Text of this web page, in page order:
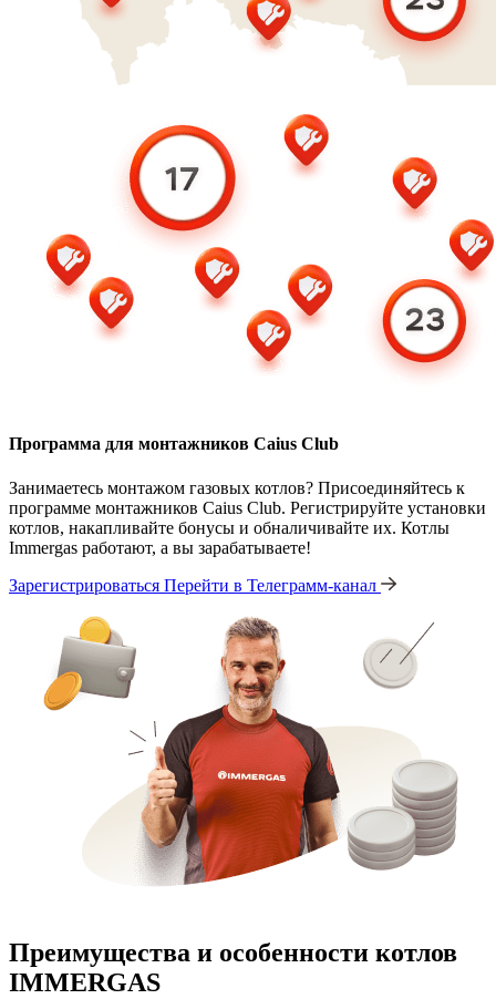
Программа для монтажников Caius Club
Занимаетесь монтажом газовых котлов? Присоединяйтесь к
программе монтажников Caius Club. Регистрируйте установки
котлов, накапливайте бонусы и обналичивайте их. Котлы
Immergas работают, а вы зарабатываете!
Зарегистрироваться Перейти в Телеграмм-канал
Преимущества и особенности котлов
IMMERGAS